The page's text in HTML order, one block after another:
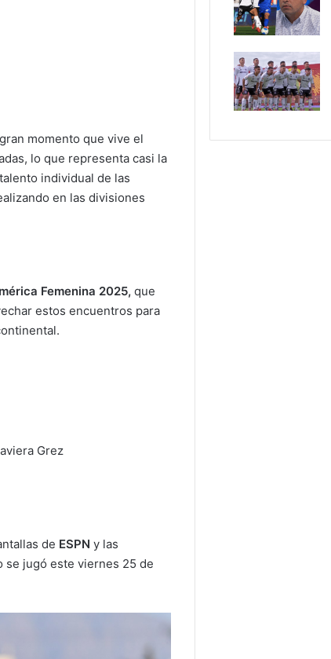
momento que vive el
lo que representa casi la
individual de las
en las divisiones
Femenina 2025, que
estos encuentros para
Grez
de ESPN y las
se jugó este viernes 25 de